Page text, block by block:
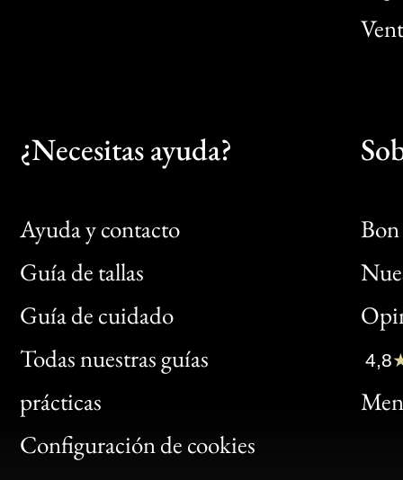
¿Necesitas ayuda?
Ayuda y contacto
Guía de tallas
Guía de cuidado
Todas nuestras guías
prácticas
Configuración de cookies
Bon
Clic
Bon
4,8